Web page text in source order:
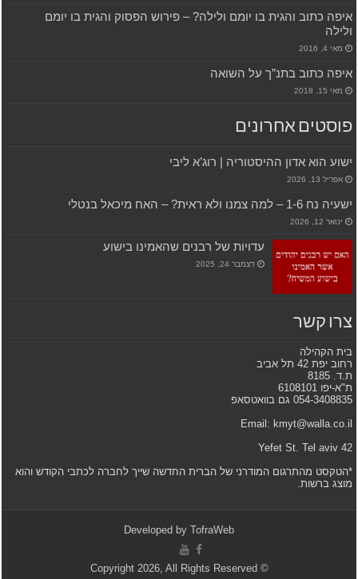
איפה כתוב והגית בו יומם ולילה? – פירוש הפסוק והגית בו יומם
ולילה
מאי 4, 2016
איפה כתוב בתנ”ך על השואה
מאי 15, 2018
פוסטים אחרונים
ישוע הוא אדון ההיסטוריה | רוג’א ליבי
אפריל 13, 2026
ישעיה נח 1-6 – למה צמנו ולא ראית? – האח מיכאל בנטלי
ינואר 12, 2026
עדויות של רבנים שהאמינו בישוע
דצמבר 24, 2025
צרו קשר
בית הקהילה
רחוב יפת 42 תל אביב
ת.ד. 8185
ת"א-יפו 6108101
054-3408835 גם בוואטסאפ
Email: kmyt@walla.co.il
42 Yefet St. Tel aviv
*הטקסט מהתרגום המודרני של הברית החדשה שייך לחברה לכתבי הקודש והוא
מוצג ברשות.
Developed by TofraWeb
© Copyright 2026, All Rights Reserved